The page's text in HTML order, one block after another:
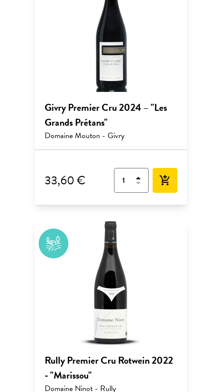
Givry Premier Cru 2024 – "Les
Grands Prétans"
Domaine Mouton - Givry
33,60 € add_shopping_cart
Rully Premier Cru Rotwein 2022
- "Marissou"
Domaine Ninot - Rully